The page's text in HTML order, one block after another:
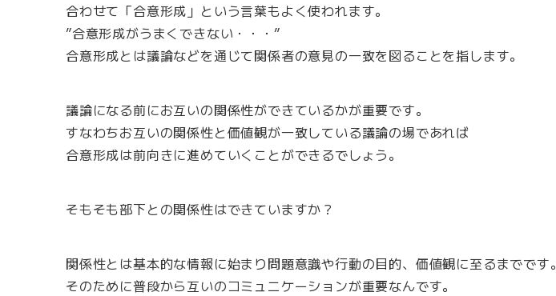
合わせて「合意形成」という言葉もよく使われます。
”合意形成がうまくできない・・・”
合意形成とは議論などを通じて関係者の意見の一致を図ることを指します。
議論になる前にお互いの関係性ができているかが重要です。
すなわちお互いの関係性と価値観が一致している議論の場であれば
合意形成は前向きに進めていくことができるでしょう。
そもそも部下との関係性はできていますか？
関係性とは基本的な情報に始まり問題意識や行動の目的、価値観に至るまでです。
そのために普段から互いのコミュニケーションが重要なんです。